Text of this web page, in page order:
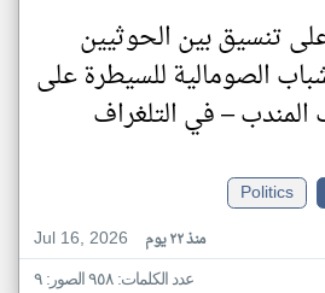
تنسيق بين الحوثيين
الصومالية للسيطرة على
– في التلغراف
Politics
Jul 16, 2026
منذ ٢٢ يوم
عدد الكلمات: ٩٥٨ الصور: ٩